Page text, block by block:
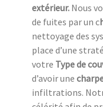
extérieur. Nous
de fuites par un c
nettoyage des
place d’une
votre Type de
d’avoir une
infiltrations.